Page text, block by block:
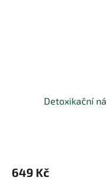
Detoxikační
649 Kč